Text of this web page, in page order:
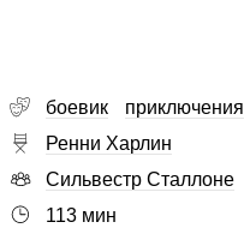
боевик приключения
Ренни Харлин
Сильвестр Сталлоне
113 мин